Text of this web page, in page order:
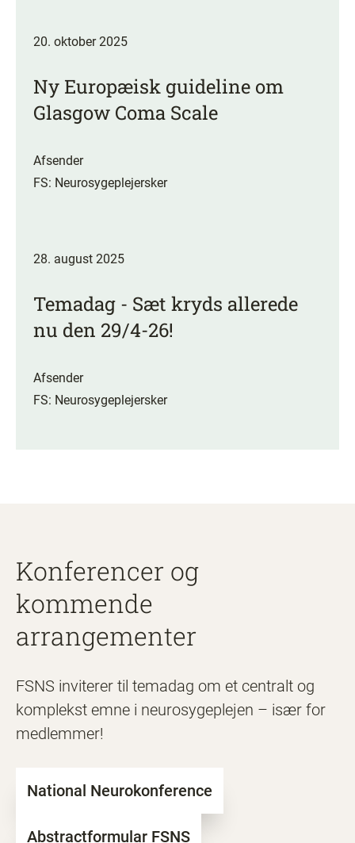
20. oktober 2025
Ny Europæisk guideline om
Glasgow Coma Scale
Afsender
FS: Neurosygeplejersker
28. august 2025
Temadag - Sæt kryds allerede
nu den 29/4-26!
Afsender
FS: Neurosygeplejersker
Konferencer og
kommende
arrangementer
FSNS inviterer til temadag om et centralt og
komplekst emne i neurosygeplejen – især for
medlemmer!
National Neurokonference
Abstractformular FSNS